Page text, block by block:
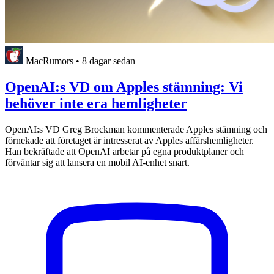
MacRumors • 8 dagar sedan
OpenAI:s VD om Apples stämning: Vi
behöver inte era hemligheter
OpenAI:s VD Greg Brockman kommenterade Apples stämning och
förnekade att företaget är intresserat av Apples affärshemligheter.
Han bekräftade att OpenAI arbetar på egna produktplaner och
förväntar sig att lansera en mobil AI-enhet snart.